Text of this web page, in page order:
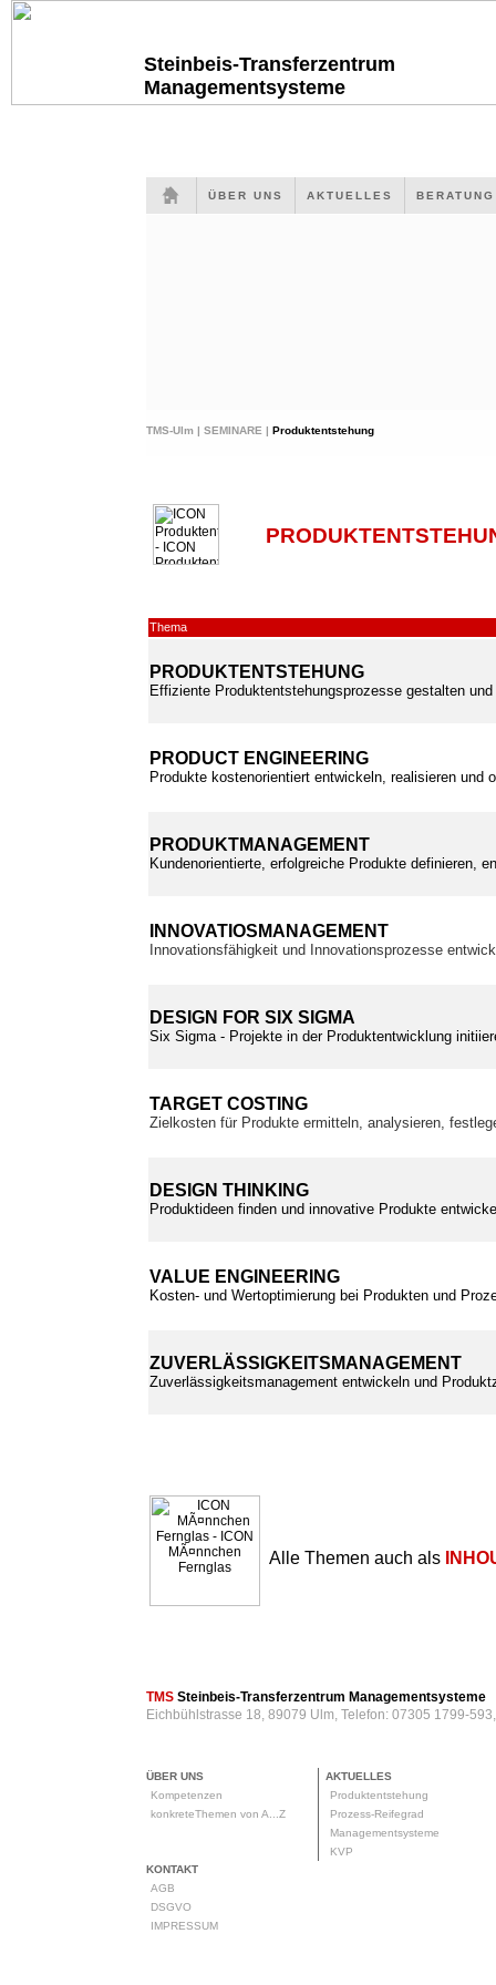
Steinbeis-Transferzentrum
Managementsysteme
ÜBER UNS AKTUELLES
TMS-Ulm | SEMINARE | Produktentstehung
Thema
PRODUKTENTSTEHUNG
Effiziente Produktentstehungsprozesse gestalten und
PRODUCT ENGINEERING
Produkte kostenorientiert entwickeln, realisieren und
PRODUKTMANAGEMENT
Kundenorientierte, erfolgreiche Produkte definieren,
INNOVATIOSMANAGEMENT
Innovationsfähigkeit und Innovationsprozesse
DESIGN FOR SIX SIGMA
Six Sigma - Projekte in der Produktentwicklung
TARGET COSTING
Zielkosten für Produkte ermitteln, analysieren,
DESIGN THINKING
Produktideen finden und innovative Produkte
VALUE ENGINEERING
Kosten- und Wertoptimierung bei Produkten und
ZUVERLÄSSIGKEITSMANAGEMENT
Zuverlässigkeitsmanagement entwickeln und
Alle Themen auch als
TMS Steinbeis-Transferzentrum Managementsysteme
Eichbühlstrasse 18, 89079 Ulm, Telefon: 07305 1799-
ÜBER UNS
Kompetenzen
konkreteThemen von A...Z
AKTUELLES
Produktentstehung
Prozess-Reifegrad
Managementsysteme
KVP
KONTAKT
AGB
DSGVO
IMPRESSUM